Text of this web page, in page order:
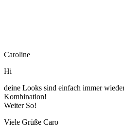
Caroline
Hi
deine Looks sind einfach immer
Kombination!
Weiter So!
Viele Grüße Caro